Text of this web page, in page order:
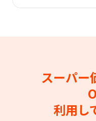
スーパー
利用し